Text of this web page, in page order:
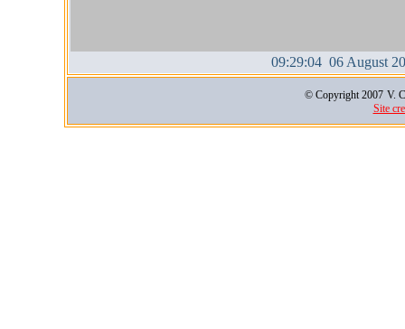
09:29:04 06 August
© Copyright 2007 V.
Site